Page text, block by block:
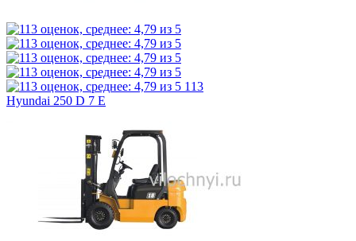
113
Hyundai 250 D 7 E